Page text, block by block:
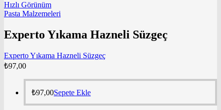
Hızlı Görünüm
Pasta Malzemeleri
Experto Yıkama Hazneli Süzgeç
Experto Yıkama Hazneli Süzgeç
₺97,00
₺97,00Sepete Ekle